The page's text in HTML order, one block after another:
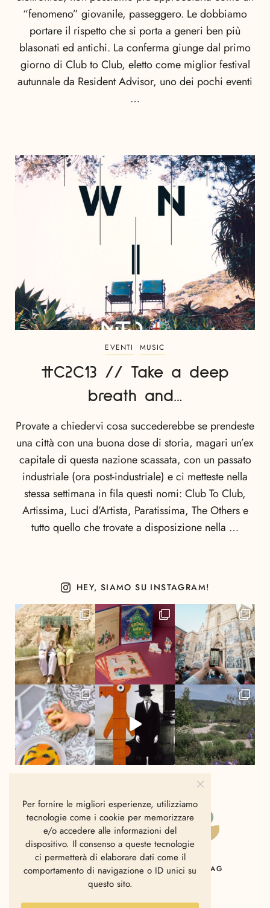
“fenomeno” giovanile, passeggero. Le dobbiamo
portare il rispetto che si porta a generi ben più
blasonati ed antichi. La conferma giunge dal primo
giorno di Club to Club, eletto come miglior festival
autunnale da Resident Advisor, uno dei pochi eventi
…
EVENTI MUSIC
#C2C13 // Take a deep
breath and…
Provate a chiedervi cosa succederebbe se prendeste
una città con una buona dose di storia, magari un’ex
capitale di questa nazione scassata, con un passato
industriale (ora post-industriale) e ci metteste nella
stessa settimana in fila questi nomi: Club To Club,
Artissima, Luci d’Artista, Paratissima, The Others e
tutto quello che trovate a disposizione nella …
HEY, SIAMO SU INSTAGRAM!
HOME CHI SIAMO CONTATTI MAG
Per fornire le migliori esperienze, utilizziamo
tecnologie come i cookie per memorizzare
e/o accedere alle informazioni del
dispositivo. Il consenso a queste tecnologie
ci permetterà di elaborare dati come il
comportamento di navigazione o ID unici su
questo sito.